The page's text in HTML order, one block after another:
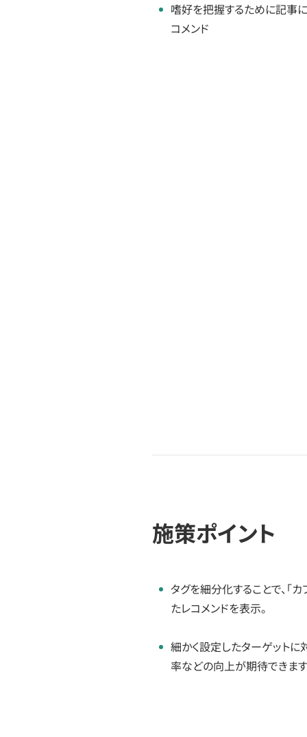
嗜好を把握するために記事
コメンド
施策ポイント
タグを細分化することで、「
たレコメンドを表示。
細かく設定したターゲットに
率などの向上が期待できます